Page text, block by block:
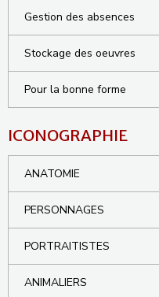
Gestion des absences
Stockage des oeuvres
Pour la bonne forme
ICONOGRAPHIE
ANATOMIE
PERSONNAGES
PORTRAITISTES
ANIMALIERS